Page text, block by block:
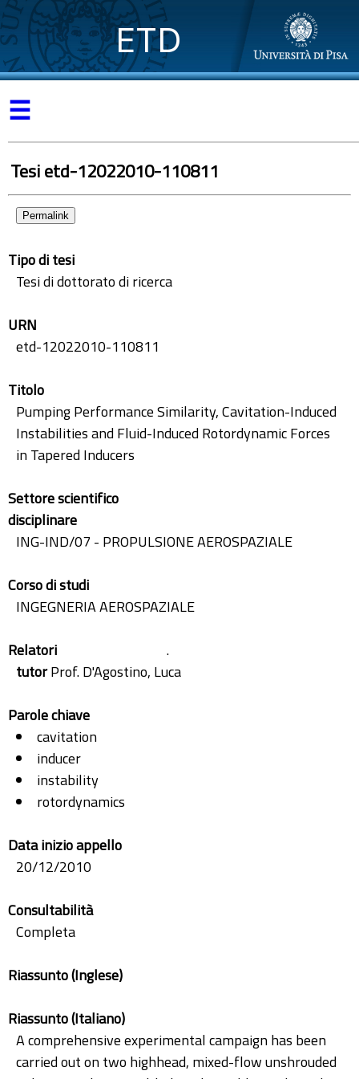
ETD
☰
Tesi etd-12022010-110811
Permalink
Tipo di tesi
Tesi di dottorato di ricerca
URN
etd-12022010-110811
Titolo
Pumping Performance Similarity, Cavitation-Induced
Instabilities and Fluid-Induced Rotordynamic Forces
in Tapered Inducers
Settore scientifico
disciplinare
ING-IND/07 - PROPULSIONE AEROSPAZIALE
Corso di studi
INGEGNERIA AEROSPAZIALE
Relatori
.
tutorProf. D'Agostino, Luca
Parole chiave
cavitation
inducer
instability
rotordynamics
Data inizio appello
20/12/2010
Consultabilità
Completa
Riassunto (Inglese)
Riassunto (Italiano)
A comprehensive experimental campaign has been
carried out on two highhead, mixed-flow unshrouded